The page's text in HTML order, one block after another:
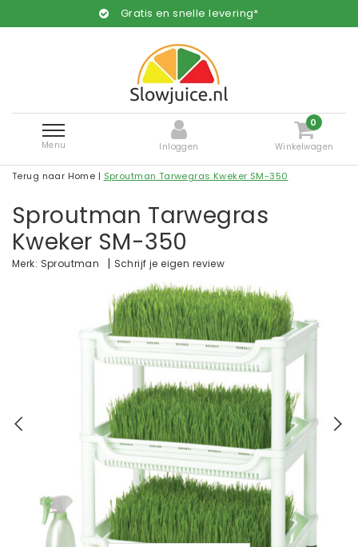
Gratis en snelle levering*
Menu Inloggen
0
Winkelwagen
Terug naar Home | Sproutman Tarwegras Kweker SM-350
Sproutman Tarwegras
Kweker SM-350
Merk: Sproutman | Schrijf je eigen review